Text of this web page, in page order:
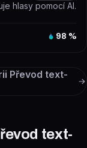
hlasy pomocí AI.
98 %
Převod text-
text-